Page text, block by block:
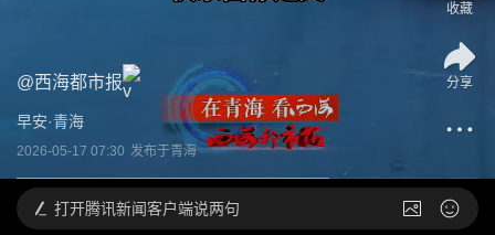
@西海都市报
早安·青海
2026-05-17 07:30 发布于青海
收藏
分享
打开腾讯新闻客户端说两句